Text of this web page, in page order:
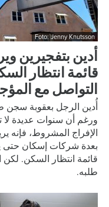
Foto: Jenny Knutsson
أدين بتفجيرين
قائمة انتظار
التواصل مع
أُدين الرجل بعقوبة سجن
ورغم أن سنوات عديدة لا
الإفراج المشروط، فإنه
بعدة شركات إسكان حتى
قائمة انتظار السكن.
طلبه.